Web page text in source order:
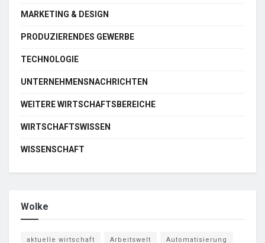
MARKETING & DESIGN
PRODUZIERENDES GEWERBE
TECHNOLOGIE
UNTERNEHMENSNACHRICHTEN
WEITERE WIRTSCHAFTSBEREICHE
WIRTSCHAFTSWISSEN
WISSENSCHAFT
Wolke
aktuelle wirtschaft Arbeitswelt Automatisierung